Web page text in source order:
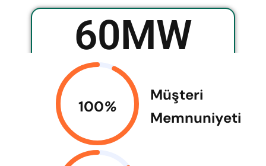
Uygulama
80MW
100%
Müşteri
Memnuniyeti